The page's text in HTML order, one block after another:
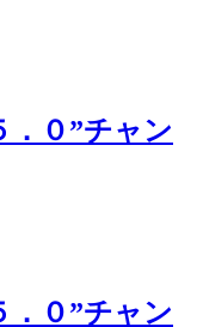
．０”チャン
．０”チャン